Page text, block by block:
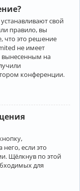
свой
правило, вы
что это решение
не имеет
вынесенным на
конференции.
если это
Щёлкнув по этой
для